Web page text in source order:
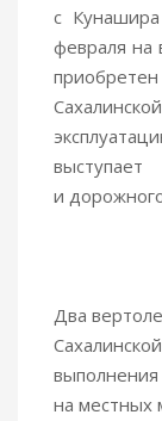
с
февраля
приобретен
и
Два
выполнения
на местных